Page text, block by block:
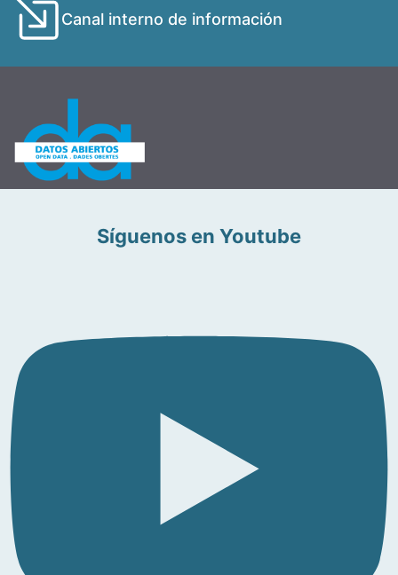
Canal interno de información
Síguenos en Youtube